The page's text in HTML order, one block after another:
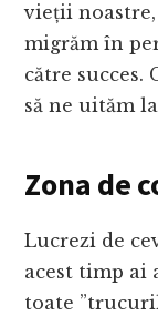
vieții
migrăm în
către succes.
să ne uităm
Zona de
Lucrezi de
acest timp ai
toate